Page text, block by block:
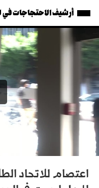
أرشيف الاحتجاجات في
اعتصام للاتحاد